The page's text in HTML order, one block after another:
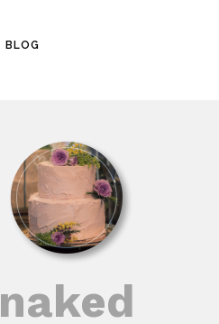
BLOG
naked